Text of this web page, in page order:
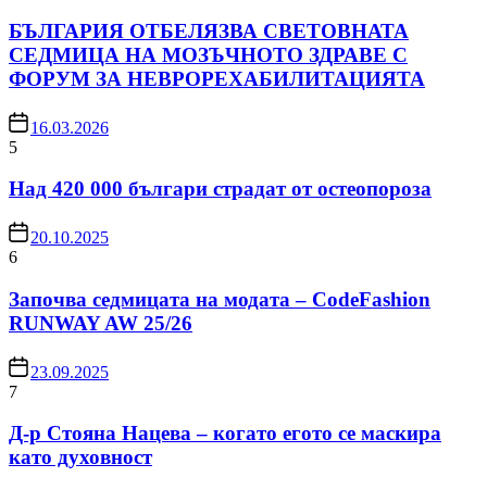
БЪЛГАРИЯ ОТБЕЛЯЗВА СВЕТОВНАТА
СЕДМИЦА НА МОЗЪЧНОТО ЗДРАВЕ С
ФОРУМ ЗА НЕВРОРЕХАБИЛИТАЦИЯТА
16.03.2026
5
Над 420 000 българи страдат от остеопороза
20.10.2025
6
Започва седмицата на модата – CodeFashion
RUNWAY AW 25/26
23.09.2025
7
Д-р Стояна Нацева – когато егото се маскира
като духовност